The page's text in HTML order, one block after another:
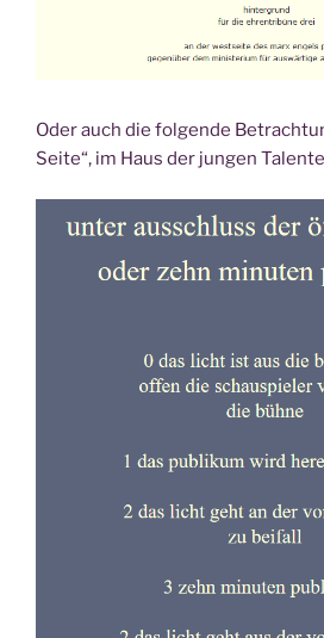
Oder auch die folgende
Seite“, im Haus der jungen